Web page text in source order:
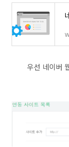
우선 네이버